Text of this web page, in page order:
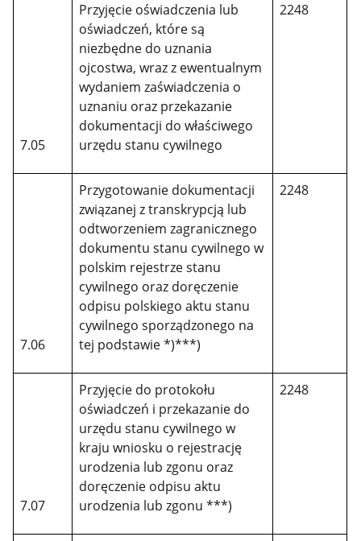
7.05
Przyjęcie oświadczenia lub
oświadczeń, które są
niezbędne do uznania
ojcostwa, wraz z ewentualnym
wydaniem zaświadczenia o
uznaniu oraz przekazanie
dokumentacji do właściwego
urzędu stanu cywilnego
2248
7.06
Przygotowanie dokumentacji
związanej z transkrypcją lub
odtworzeniem zagranicznego
dokumentu stanu cywilnego w
polskim rejestrze stanu
cywilnego oraz doręczenie
odpisu polskiego aktu stanu
cywilnego sporządzonego na
tej podstawie *)***)
2248
7.07
Przyjęcie do protokołu
oświadczeń i przekazanie do
urzędu stanu cywilnego w
kraju wniosku o rejestrację
urodzenia lub zgonu oraz
doręczenie odpisu aktu
urodzenia lub zgonu ***)
2248